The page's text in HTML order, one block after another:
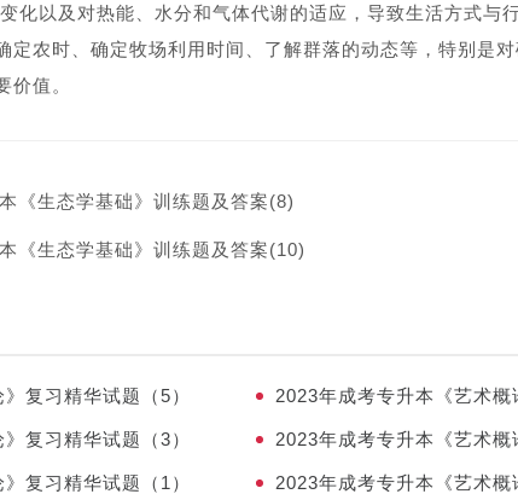
化以及对热能、水分和气体代谢的适应，导致生活方式与
定农时、确定牧场利用时间、了解群落的动态等，特别是
价值。
《生态学基础》训练题及答案(8)
《生态学基础》训练题及答案(10)
复习精华试题（5） 2023年成考专升本《艺术概
复习精华试题（3） 2023年成考专升本《艺术概
复习精华试题（1） 2023年成考专升本《艺术概